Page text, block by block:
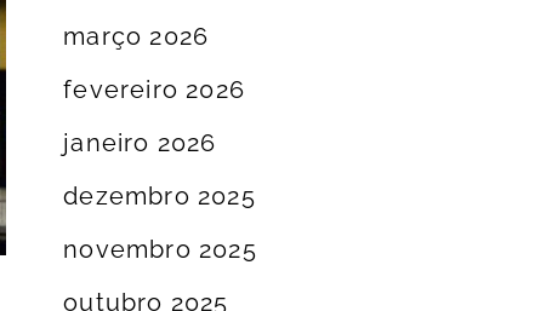
março 2026
fevereiro 2026
janeiro 2026
dezembro 2025
novembro 2025
outubro 2025